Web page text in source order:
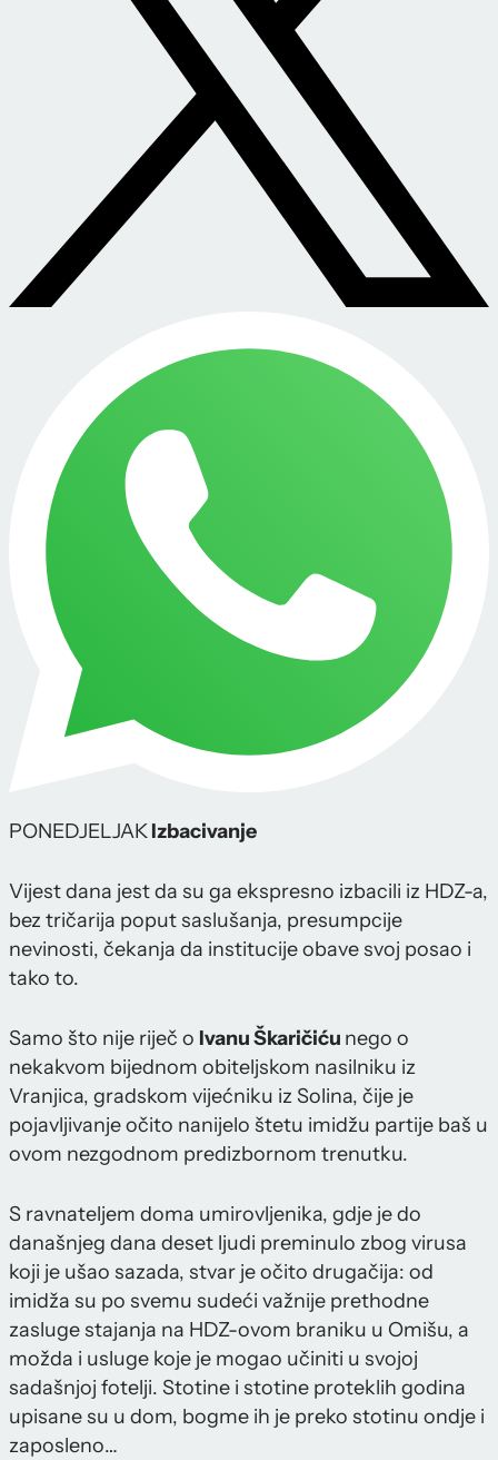
PONEDJELJAKIzbacivanje
Vijest dana jest da su ga ekspresno izbacili iz HDZ-a,
bez tričarija poput saslušanja, presumpcije
nevinosti, čekanja da institucije obave svoj posao i
tako to.
Samo što nije riječ o Ivanu Škaričiću nego o
nekakvom bijednom obiteljskom nasilniku iz
Vranjica, gradskom vijećniku iz Solina, čije je
pojavljivanje očito nanijelo štetu imidžu partije baš u
ovom nezgodnom predizbornom trenutku.
S ravnateljem doma umirovljenika, gdje je do
današnjeg dana deset ljudi preminulo zbog virusa
koji je ušao sazada, stvar je očito drugačija: od
imidža su po svemu sudeći važnije prethodne
zasluge stajanja na HDZ-ovom braniku u Omišu, a
možda i usluge koje je mogao učiniti u svojoj
sadašnjoj fotelji. Stotine i stotine proteklih godina
upisane su u dom, bogme ih je preko stotinu ondje i
zaposleno…